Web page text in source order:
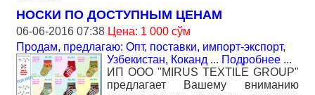
НОСКИ ПО ДОСТУПНЫМ ЦЕНАМ
06-06-2016 07:38 Цена: 1 000 сўм
Продам, предлагаю: Опт, поставки, импорт-экспорт,
Узбекистан, Коканд ... Подробнее ...
ИП OOO "MIRUS TEXTILE GROUP"
предлагает Вашему вниманию